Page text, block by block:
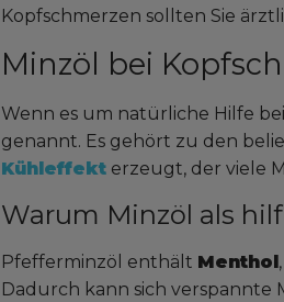
Kopfschmerzen sollten Sie
Minzöl bei
Wenn es um natürliche Hilfe
genannt. Es gehört zu den
Kühleffekt erzeugt, der viele
Warum Minzöl als
Pfefferminzöl enthält Menthol
Dadurch kann sich